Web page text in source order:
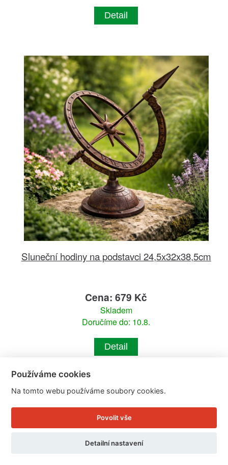
Detail
Sluneční hodiny na podstavci 24,5x32x38,5cm
Cena: 679 Kč
Skladem
Doručíme do: 10.8.
Detail
Používáme cookies
Na tomto webu používáme soubory cookies.
Povolit vše
Detailní nastavení